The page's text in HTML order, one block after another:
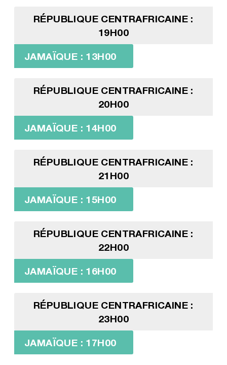
RÉPUBLIQUE CENTRAFRICAINE :
19H00
JAMAÏQUE : 13H00
RÉPUBLIQUE CENTRAFRICAINE :
20H00
JAMAÏQUE : 14H00
RÉPUBLIQUE CENTRAFRICAINE :
21H00
JAMAÏQUE : 15H00
RÉPUBLIQUE CENTRAFRICAINE :
22H00
JAMAÏQUE : 16H00
RÉPUBLIQUE CENTRAFRICAINE :
23H00
JAMAÏQUE : 17H00